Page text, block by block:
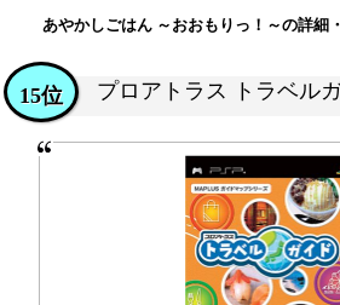
あやかしごはん ～おおもりっ！～の詳細
プロアトラス トラベル
15位